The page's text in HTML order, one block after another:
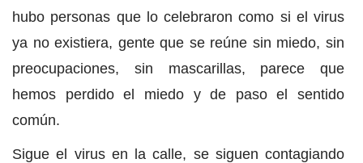
hubo personas que lo celebraron como si el virus
ya no existiera, gente que se reúne sin miedo, sin
preocupaciones, sin mascarillas, parece que
hemos perdido el miedo y de paso el sentido
común.
Sigue el virus en la calle, se siguen contagiando